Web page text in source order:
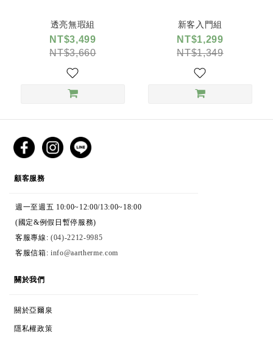
透亮無瑕組
NT$3,499
NT$3,660
新客入門組
NT$1,299
NT$1,349
顧客服務
週一至週五 10:00~12:00/13:00~18:00
(國定&例假日暫停服務)
客服專線: (04)-2212-9985
客服信箱: info@aartherme.com
關於我們
關於亞爾泉
COOKIES & PRIVACY
隱私權政策
TERMS & CONDITIONS